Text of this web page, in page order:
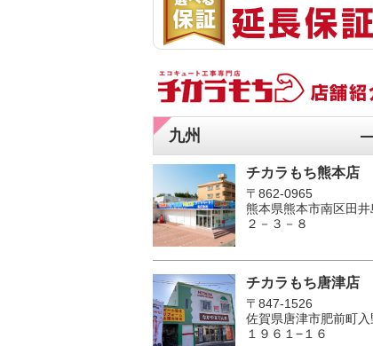
九州
チカラもち熊本店
〒862-0965
熊本県熊本市南区田井
２－３－８
チカラもち唐津店
〒847-1526
佐賀県唐津市肥前町入
１９６１−１６